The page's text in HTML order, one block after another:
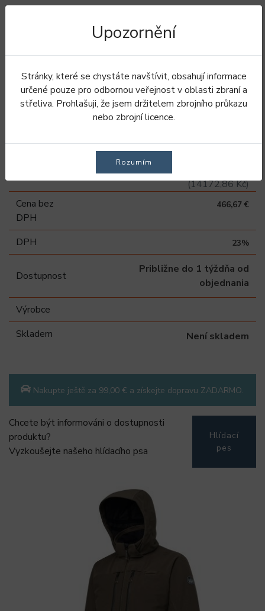
Úvod Oblečení Kabáty
Zimní kabáty
Bakhold/Silent kabát - Green Moss
Bakhold/Silent kabát -
Green Moss
(14172,86 Kč)
Cena bez
DPH
466,67 €
DPH 23%
Dostupnost
Približne do 1 týždňa od
objednania
Výrobce
Skladem
Není skladem
Nakupte ještě za 99,00 € a získejte dopravu ZADARMO.
Chcete být informováni o dostupnosti
produktu?
Vyzkoušejte našeho hlídacího psa
Hlídací
pes
Upozornění
Stránky, které se chystáte navštívit, obsahují informace
určené pouze pro odbornou veřejnost v oblasti zbraní a
střeliva. Prohlašuji, že jsem držitelem zbrojního průkazu
nebo zbrojní licence.
Rozumím